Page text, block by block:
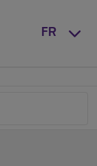
FR